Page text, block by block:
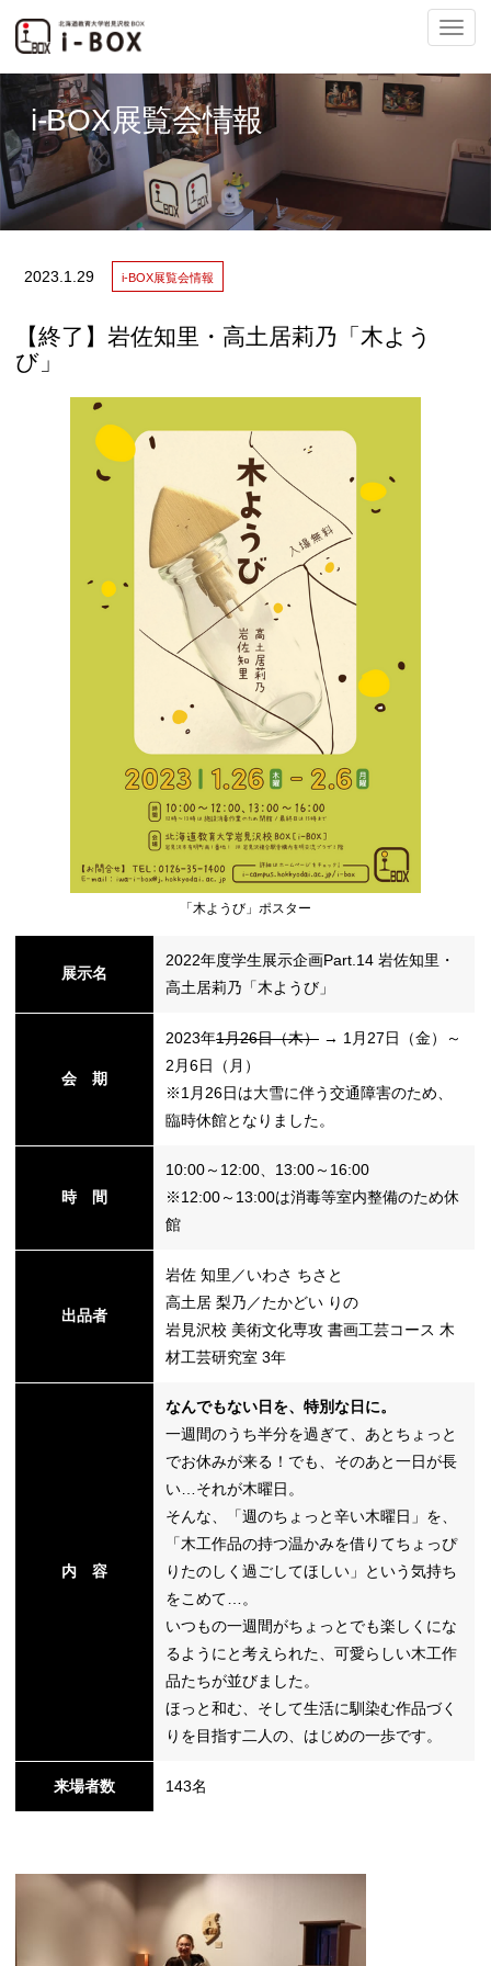
ナ
ビ
i-BOX展覧会情報
2023. 1.29 i-BOX展覧会情報
【終了】岩佐知里・高土居莉乃「木よう
び」
「木ようび」ポスター
展示名
2022年度学生展示企画Part.14 岩佐知里・
高土居莉乃「木ようび」
会 期
2023年1月26日（木） → 1月27日（金）～
2月6日（月）
※1月26日は大雪に伴う交通障害のため、
臨時休館となりました。
時 間
10:00～12:00、13:00～16:00
※12:00～13:00は消毒等室内整備のため休
館
出品者
岩佐 知里／いわさ ちさと
高土居 梨乃／たかどい りの
岩見沢校 美術文化専攻 書画工芸コース 木
材工芸研究室 3年
内 容
なんでもない日を、特別な日に。
一週間のうち半分を過ぎて、あとちょっと
でお休みが来る！でも、そのあと一日が長
い…それが木曜日。
そんな、「週のちょっと辛い木曜日」を、
「木工作品の持つ温かみを借りてちょっぴ
りたのしく過ごしてほしい」という気持ち
をこめて…。
いつもの一週間がちょっとでも楽しくにな
るようにと考えられた、可愛らしい木工作
品たちが並びました。
ほっと和む、そして生活に馴染む作品づく
りを目指す二人の、はじめの一歩です。
来場者数 143名